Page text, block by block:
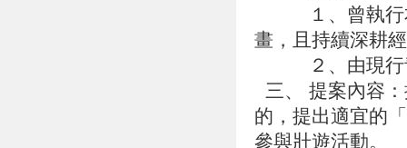
１、曾執行本
畫，且持續深耕
２、由現行青
三、 提案內容
的，提出適宜的
參與壯遊活動。